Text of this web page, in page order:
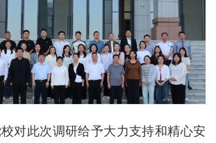
对此次调研给予大力支持和精心安